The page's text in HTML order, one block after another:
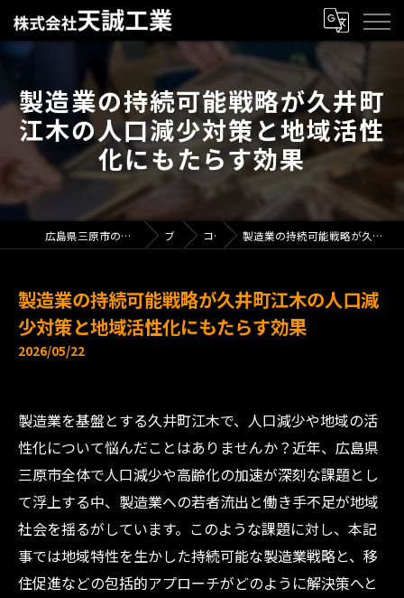
製造業の持続可能戦略が久井町
江木の人口減少対策と地域活性
化にもたらす効果
広島県三原市の製造業で求人なら株式会社天誠工業 ブログ コラム 製造業の持続可能戦略が久井町江木の人口減少対策と地域活性化にもたらす効果
製造業の持続可能戦略が久井町江木の人口減
少対策と地域活性化にもたらす効果
2026/05/22
製造業を基盤とする久井町江木で、人口減少や地域の活
性化について悩んだことはありませんか？近年、広島県
三原市全体で人口減少や高齢化の加速が深刻な課題とし
て浮上する中、製造業への若者流出と働き手不足が地域
社会を揺るがしています。このような課題に対し、本記
事では地域特性を生かした持続可能な製造業戦略と、移
住促進などの包括的アプローチがどのように解決策へと